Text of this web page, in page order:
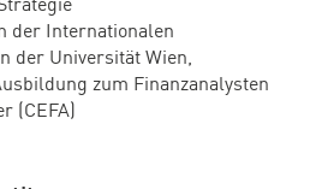
der Internationalen
der Universität Wien,
zum Finanzanalysten
(CEFA)